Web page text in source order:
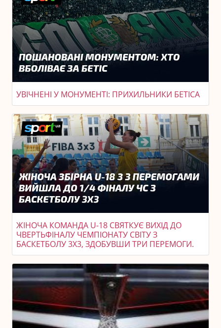
УВІЧНЕНІ У МОНУМЕНТІ: ПРИХИЛЬНИКИ БЕТІСА
ЖІНОЧА КОМАНДА U-18 СВЯТКУЄ ВИХІД ДО
ЧВЕРТЬФІНАЛУ ЧЕМПІОНАТУ СВІТУ З
БАСКЕТБОЛУ 3X3, ЗДОБУВШИ ТРИ ПЕРЕМОГИ.